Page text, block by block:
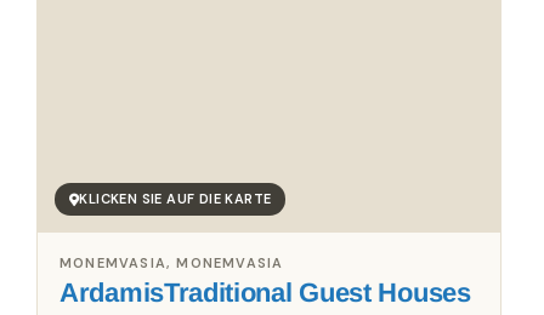
KLICKEN SIE AUF DIE KARTE
ArdamisTraditional Guest Houses
MONEMVASIA, MONEMVASIA